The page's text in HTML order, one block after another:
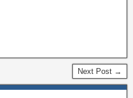
Next Post →